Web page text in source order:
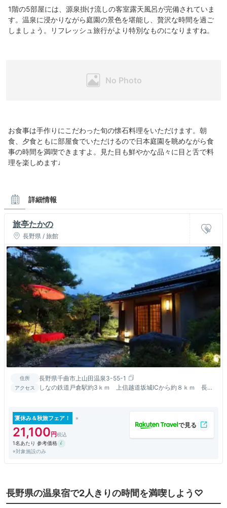
1階の5部屋には、源泉掛け流しの客室露天風呂が完備されていま
す。温泉に浸かりながら庭園の景色を堪能し、贅沢な時間を過ご
しましょう。リフレッシュ旅行がより特別なものになりますね。
お食事は手作りにこだわった旬の懐石料理をいただけます。朝
食、夕食ともに部屋食でいただけるので日本庭園を眺めながら食
事の時間を満喫できますよ。見た目も鮮やかな品々に目と舌で料
理を楽しめます♩
詳細情報
旅亭たかの
長野県 / 旅館
住所 長野県千曲市上山田温泉3-55-1
アクセス
しなの鉄道戸倉駅約3ｋｍ 上信越道坂城ICから約８ｋｍ 長野
夏休み＆秋旅フェア！
21,100
1名あたり 参考価格
※対象施設のみ
長野県の温泉宿で2人きりの時間を満喫しよう♡